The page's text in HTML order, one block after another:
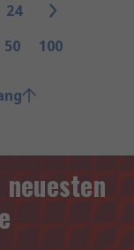
24
50 100